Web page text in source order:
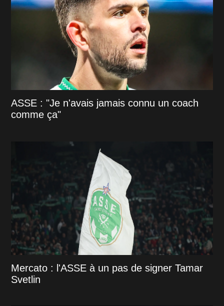
ASSE : "Je n'avais jamais connu un coach
comme ça"
Mercato : l'ASSE à un pas de signer Tamar
Svetlin